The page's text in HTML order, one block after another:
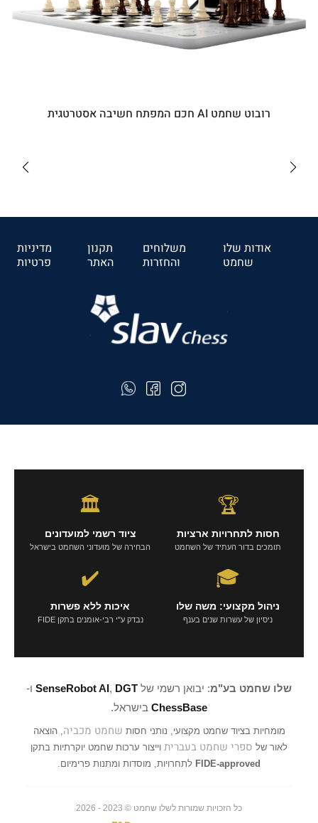
רובוט שחמט AI חכם המפתח חשיבה אסטרטגית
אודות שלו
שחמט
משלוחים
והחזרות
תקנון
האתר
מדיניות
פרטיות
🏆
חסות לתחרויות ארציות
תומכים בדור העתיד של השחמט
🏛️
ציוד רשמי למועדונים
הבחירה של מועדוני השחמט בישראל
🎓
ניהול מקצועי: משה שלו
ניסיון של עשרות שנים בענף
✔️
איכות ללא פשרות
נבדק ע"י רבי-אומנים בתקן FIDE
שלו שחמט בע"מ: יבואן רשמי של SenseRobot AI, DGT
ו-
ChessBase בישראל.
מומחיות בציוד שחמט מקצועי, נותני חסות שחמט מכביה , הוצאה
לאור של ספרי שחמט בעברית וייצור ערכות שחמט יוקרתיות בתקן
FIDE-approved לתחרויות, מוסדות ומתנות פרימיום.
כל הזכויות שמורות לשלו שחמט © 2023 - 2026